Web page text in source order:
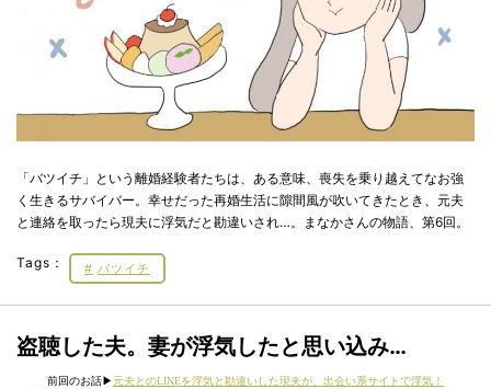
「バツイチ」という離婚経験者たちは、ある意味、喪失を乗り越えてなお強
く生きるサバイバー。幸せだった再婚生活に隙間風が吹いてきたとき、元夫
と連絡を取ったら現夫に浮気だと勘違いされ…。まなかさんの物語、第6回。
Tags： バツイチ
盗聴した夫。妻が浮気したと思い込み…
前回のお話▶︎元夫とのLINEを浮気と勘違いした現夫が、出会い系サイトで浮気！